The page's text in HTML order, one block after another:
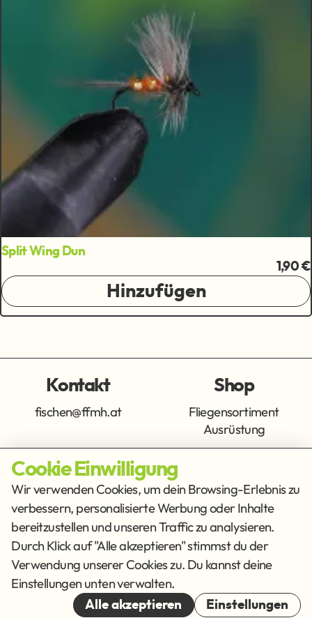
Split Wing Dun
1,90 €
Hinzufügen
Kontakt
fischen@ffmh.at
Shop
Fliegensortiment
Ausrüstung
Info
Impressum
Datenschutz
AGB
Get Social
© 2026
Cookie Einwilligung
Wir verwenden Cookies, um dein Browsing-Erlebnis zu
verbessern, personalisierte Werbung oder Inhalte
bereitzustellen und unseren Traffic zu analysieren.
Durch Klick auf "Alle akzeptieren" stimmst du der
Verwendung unserer Cookies zu. Du kannst deine
Einstellungen unten verwalten.
Alle akzeptieren Einstellungen